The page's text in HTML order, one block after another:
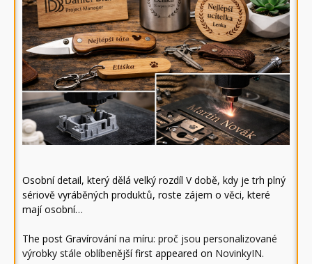
Osobní detail, který dělá velký rozdíl V době, kdy je trh plný
sériově vyráběných produktů, roste zájem o věci, které
mají osobní…
The post Gravírování na míru: proč jsou personalizované
výrobky stále oblíbenějšífirst appeared on NovinkyIN.